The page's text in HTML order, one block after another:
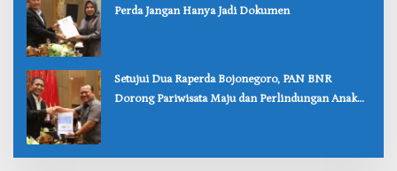
Perda Jangan Hanya Jadi Dokumen
‎Setujui Dua Raperda Bojonegoro, PAN BNR
Dorong Pariwisata Maju dan Perlindungan Anak